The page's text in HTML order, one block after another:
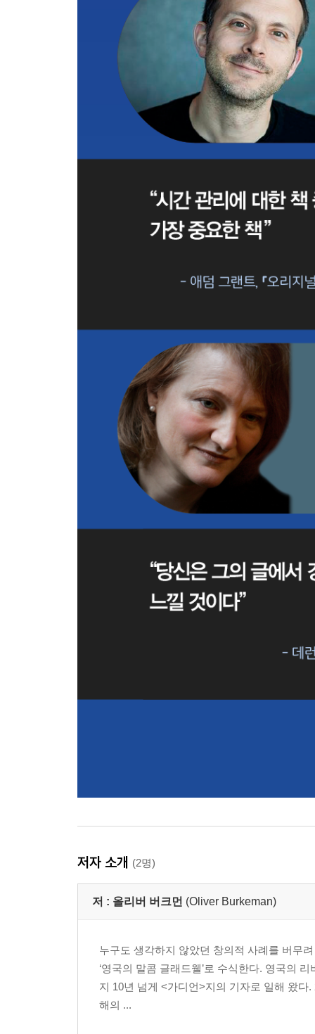
저자 소개 (2명)
저 : 올리버 버크먼 (Oliver Burkeman)
누구도 생각하지 않았던 창의적 사례를 버무
‘영국의 말콤 글래드웰’로 수식한다. 영국의
지 10년 넘게 <가디언>지의 기자로 일해 왔다
해의 ...